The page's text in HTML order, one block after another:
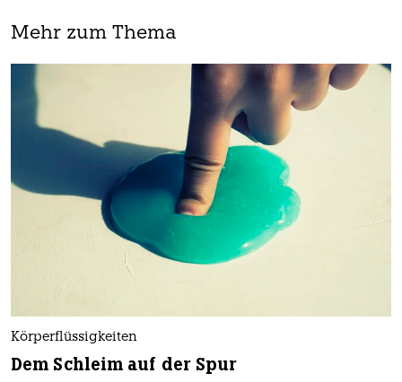
Mehr zum Thema
Körperflüssigkeiten
Dem Schleim auf der Spur